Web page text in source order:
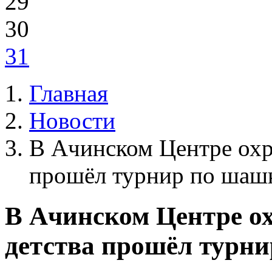
30
31
Главная
Новости
В Ачинском Центре
прошёл турнир по
В Ачинском Центре
детства прошёл